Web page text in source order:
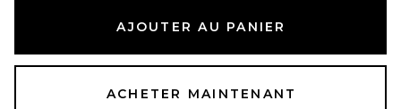
AJOUTER AU PANIER
ACHETER MAINTENANT